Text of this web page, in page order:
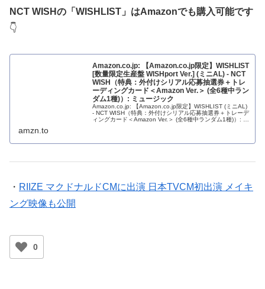
NCT WISHの「WISHLIST」はAmazonでも購入可能です
👇
Amazon.co.jp: 【Amazon.co.jp限定】WISHLIST
[数量限定生産盤 WISHport Ver.] (ミニAL) - NCT
WISH（特典：外付けシリアル応募抽選券＋トレ
ーディングカード＜Amazon Ver.＞ (全6種中ラン
ダム1種)）: ミュージック
Amazon.co.jp: 【Amazon.co.jp限定】WISHLIST (ミニAL)
- NCT WISH（特典：外付けシリアル応募抽選券＋トレーデ
amzn.to
RIIZE マクドナルドCMに出演 日本TVCM初出演 メイキ
ング映像も公開
0